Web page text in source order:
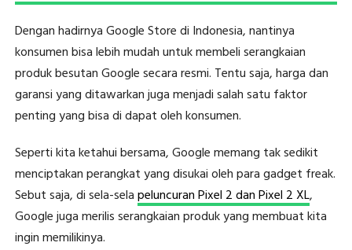
Dengan hadirnya Google Store di Indonesia, nantinya
konsumen bisa lebih mudah untuk membeli serangkaian
produk besutan Google secara resmi. Tentu saja, harga dan
garansi yang ditawarkan juga menjadi salah satu faktor
penting yang bisa di dapat oleh konsumen.
Seperti kita ketahui bersama, Google memang tak sedikit
menciptakan perangkat yang disukai oleh para gadget freak.
Sebut saja, di sela-selapeluncuran Pixel 2 dan Pixel 2 XL,
Google juga merilis serangkaian produk yang membuat kita
ingin memilikinya.